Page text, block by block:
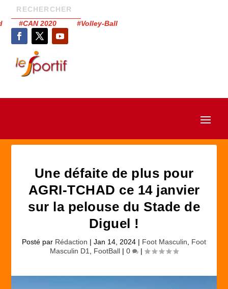
#CAN 2020 #Volley-Ball
Une défaite de plus pour
AGRI-TCHAD ce 14 janvier
sur la pelouse du Stade de
Diguel !
Posté par Rédaction | Jan 14, 2024 | Foot Masculin
Foot
Masculin D1
FootBall | 0 |